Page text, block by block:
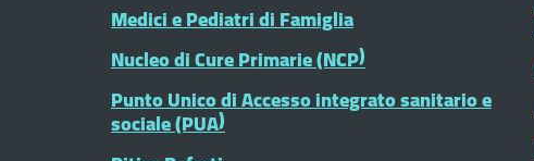
Medici e Pediatri di Famiglia
Nucleo di Cure Primarie (NCP)
Punto Unico di Accesso integrato sanitario e
sociale (PUA)